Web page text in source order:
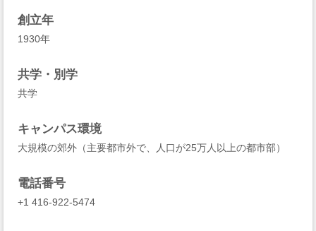
創立年
1930年
共学・別学
共学
キャンパス環境
大規模の郊外（主要都市外で、人口が25万人以上の都市部）
電話番号
+1 416-922-5474